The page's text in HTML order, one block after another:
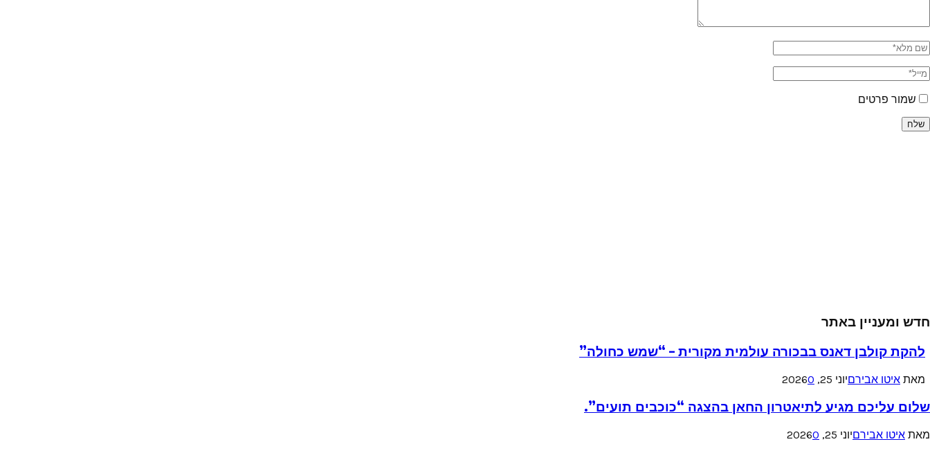
שמור פרטים
חדש ומעניין באתר
להקת קולבן דאנס בבכורה עולמית מקורית – “שמש כחולה”
מאת איטו אבירםיוני 25, 2026 0
שלום עליכם מגיע לתיאטרון החאן בהצגה “כוכבים תועים”.
מאת איטו אבירםיוני 25, 2026 0